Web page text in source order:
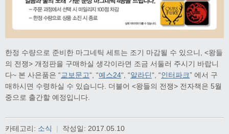
한정 수량으로 준비한 마그네틱 세트는 조기 마감될 수 있으니, <왕들
의 전쟁> 개정판을 구매하실 생각이라면 조금 서둘러 주시기 바랍니
다~ 본 사은품은 “교보문고“, “예스24“, “알라딘“, “인터파크” 에서 구
매하시면 수령하실 수 있습니다. 더불어 <왕들의 전쟁> 전자책은 5월
중으로 출간할 예정입니다.
카테고리: 소식 | 작성일: 2017.05.10